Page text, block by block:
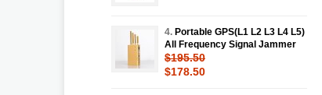
4. Portable GPS(L1 L2 L3 L4 L5)
All Frequency Signal Jammer
$195.50
$178.50